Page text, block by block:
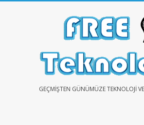
FREEGEÇMIŞTEN GÜNÜMÜZE TEKNOLOJI